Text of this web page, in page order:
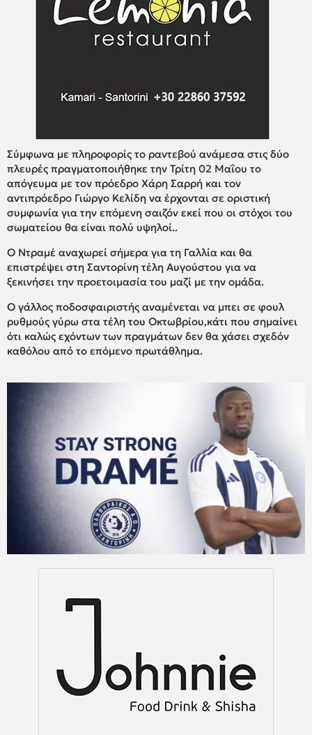
Σύμφωνα με πληροφορίς το ραντεβού ανάμεσα στις δύο
πλευρές πραγματοποιήθηκε την Τρίτη 02 Μαΐου το
απόγευμα με τον πρόεδρο Χάρη Σαρρή και τον
αντιπρόεδρο Γιώργο Κελίδη να έρχονται σε οριστική
συμφωνία για την επόμενη σαιζόν εκεί που οι στόχοι του
σωματείου θα είναι πολύ υψηλοί..
Ο Ντραμέ αναχωρεί σήμερα για τη Γαλλία και θα
επιστρέψει στη Σαντορίνη τέλη Αυγούστου για να
ξεκινήσει την προετοιμασία του μαζί με την ομάδα.
Ο γάλλος ποδοσφαιριστής αναμένεται να μπει σε φουλ
ρυθμούς γύρω στα τέλη του Οκτωβρίου,κάτι που σημαίνει
ότι καλώς εχόντων των πραγμάτων δεν θα χάσει σχεδόν
καθόλου από το επόμενο πρωτάθλημα.